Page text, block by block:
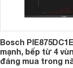
Bosch
mạnh, bếp từ 4
đáng mua trong